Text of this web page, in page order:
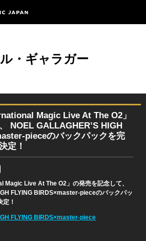
・ギャラガー
Magic Live At The O2」
NOEL GALLAGHER’S HIGH
pieceのバックパックを完
定！
Magic Live At The O2」の発売を記念して、
FLYING BIRDS×master-pieceのバックパッ
！
FLYING BIRDS×master-piece